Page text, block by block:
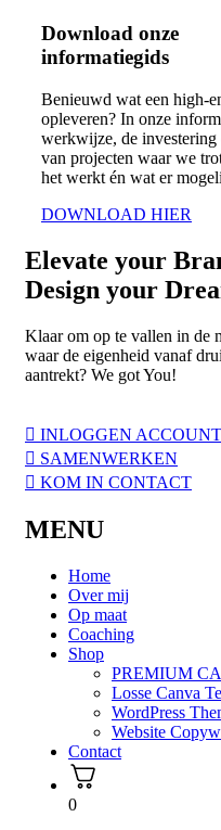
Download onze
informatiegids
Benieuwd wat een high-
opleveren? In onze
werkwijze, de investering
van projecten waar we
het werkt én wat er
DOWNLOAD HIER
Elevate your
Design your
Klaar om op te vallen in de
waar de eigenheid vanaf
aantrekt? We got You!
INLOGGEN ACCOUNT
SAMENWERKEN
KOM IN CONTACT
MENU
Home
Over mij
Op maat
Coaching
Shop
PREMIUM
Losse Canva
WordPress
Website
Contact
0